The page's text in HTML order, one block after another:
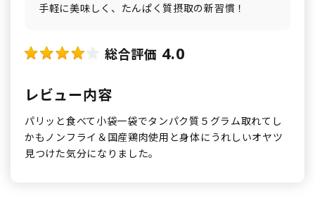
手軽に美味しく、たんぱく質摂取の新習慣！
総合評価 4.0
レビュー内容
パリッと食べて小袋一袋でタンパク質５グラム取れてし
かもノンフライ＆国産鶏肉使用と身体にうれしいオヤツ
見つけた気分になりました。